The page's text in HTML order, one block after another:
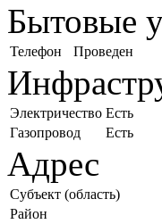
Бытовые
Телефон Проведен
Электричество Есть
Газопровод
Есть
Адрес
Субъект (область)
Район